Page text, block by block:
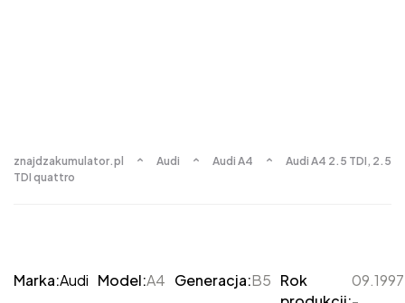
znajdzakumulator.pl Audi Audi A4
Audi A4 2.5 TDI, 2.5
TDI quattro
Marka:Audi Model:A4 Generacja:B5 Rok
09.1997